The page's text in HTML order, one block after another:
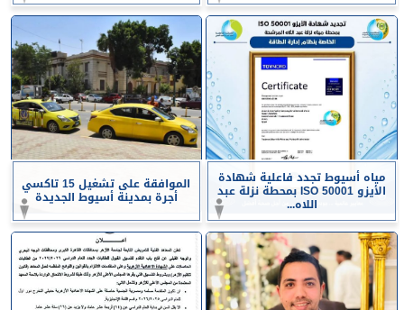
مياه أسيوط تجدد فاعلية شهادة
الأيزو ISO 50001 بمحطة نزلة عبد
اللاه...
الموافقة على تشغيل 15 تاكسي
أجرة بمدينة أسيوط الجديدة